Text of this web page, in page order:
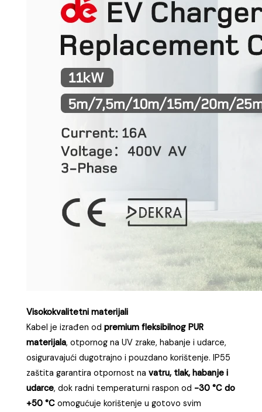
Visokokvalitetni materijali
Kabel je izrađen odpremium fleksibilnog PUR
materijala, otpornog na UV zrake, habanje i udarce,
osiguravajući dugotrajno i pouzdano korištenje. IP55
zaštita garantira otpornost navatru, tlak, habanje i
udarce, dok radni temperaturni raspon od -30 °C do
+50 °C omogućuje korištenje u gotovo svim